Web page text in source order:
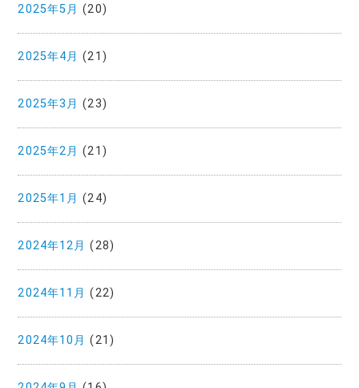
2025年5月 (20)
2025年4月 (21)
2025年3月 (23)
2025年2月 (21)
2025年1月 (24)
2024年12月 (28)
2024年11月 (22)
2024年10月 (21)